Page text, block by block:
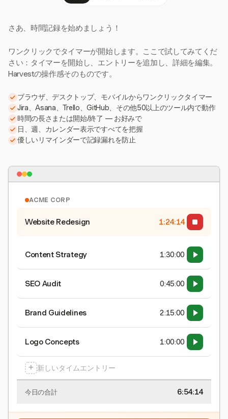
さあ、時間記録を始めましょう！
ワンクリックでタイマーが開始します。ここで試してみてくだ
さい：タイマーを開始し、エントリーを追加し、詳細を編集。
Harvestの操作感そのものです。
ブラウザ、デスクトップ、モバイルからワンクリックタイマー
Jira、Asana、Trello、GitHub、その他50以上のツール内で動作
時間の長さまたは開始/終了 — お好みで
日、週、カレンダー表示ですべてを把握
優しいリマインダーで記録漏れを防止
ACME CORP
Website Redesign 1:24:15
Content Strategy 1:30:00
SEO Audit 0:45:00
Brand Guidelines 2:15:00
Logo Concepts 1:00:00
+ 新しいタイムエントリー
今日の合計 6:54:15